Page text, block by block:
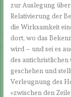
zur Auslegung
Relativierung der
die Wirksamkeit
dort, wo das
wird – und sei es
des antichristlichen
geschehen und
Verleugnung des
»zwischen den